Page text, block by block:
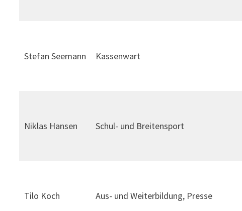
Stefan Seemann Kassenwart
Niklas Hansen Schul- und Breitensport
Tilo Koch Aus- und Weiterbildung, Presse